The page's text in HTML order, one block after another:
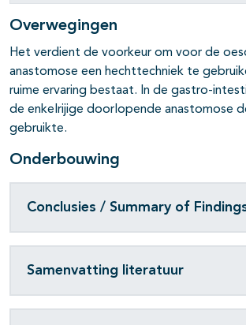
open- en dichtklappen
Overwegingen
Het verdient de voorkeur om voor de
anastomose een hechttechniek te
ruime ervaring bestaat. In de gastro-
de enkelrijige doorlopende anastomose
gebruikte.
Onderbouwing
Conclusies / Summary of
Samenvatting literatuur